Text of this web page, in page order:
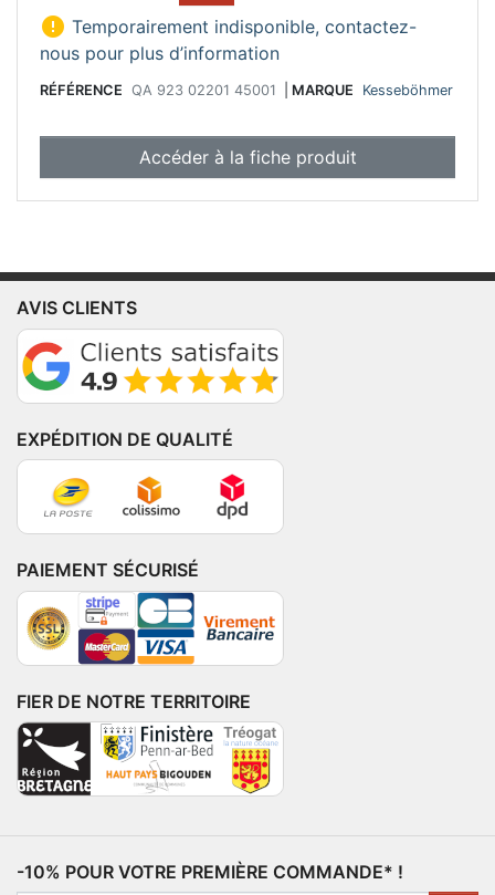
 Temporairement indisponible, contactez-
nous pour plus d’information
RÉFÉRENCE QA 923 02201 45001 MARQUE Kesseböhmer
Accéder à la fiche produit
AVIS CLIENTS
EXPÉDITION DE QUALITÉ
PAIEMENT SÉCURISÉ
FIER DE NOTRE TERRITOIRE
-10% POUR VOTRE PREMIÈRE COMMANDE* !